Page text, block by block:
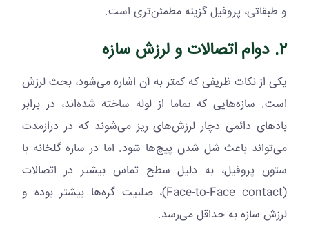
و طبقاتی، پروفیل گزینه مطمئن‌تری است.
۲. دوام اتصالات و لرزش سازه
یکی از نکات ظریفی که کمتر به آن اشاره می‌شود، بحث لرزش
است. سازه‌هایی که تماما از لوله ساخته شده‌اند، در برابر
بادهای دائمی دچار لرزش‌های ریز می‌شوند که در درازمدت
می‌تواند باعث شل شدن پیچ‌ها شود. اما در سازه گلخانه با
ستون پروفیل، به دلیل سطح تماس بیشتر در اتصالات
(
Face-to-Face contact)، صلبیت گره‌ها بیشتر بوده و
لرزش سازه به حداقل می‌رسد.